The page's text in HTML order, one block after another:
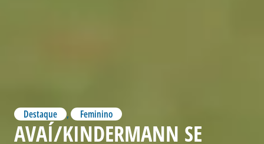
Destaque , Feminino
AVAÍ/KINDERMANN SE